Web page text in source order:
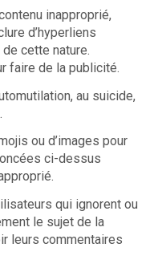
inapproprié,
d’hyperliens
cette nature.
faire de la publicité.
au suicide,
ou d’images pour
ci-dessus
qui ignorent ou
le sujet de la
leurs commentaires